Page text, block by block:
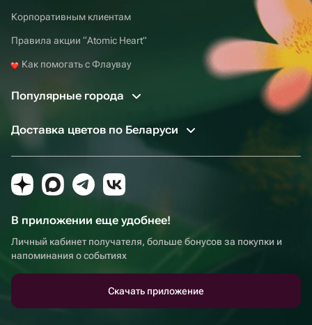
Корпоративным клиентам
Правила акции “Atomic Heart”
Как помогать с Флаувау
Популярные города
Доставка цветов по Беларуси
В приложении еще удобнее!
Личный кабинет получателя, больше бонусов за покупки и
напоминания о событиях
Скачать приложение